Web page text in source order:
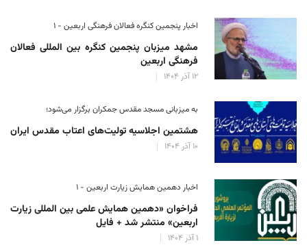
اخبار پنجمین کنگره فعالان فرهنگی اربعین - ۱
مشهد میزبان پنجمین کنگره بین المللی فعالان
فرهنگی اربعین
۱۲ آذر ۱۴۰۴
به میزبانی مسجد مقدس جمکران برگزار می‌شود؛
هشتمین اجلاسیه تولیت‌های اعتاب مقدس ایران
۱۰ آذر ۱۴۰۴
اخبار دهمین همایش زیارت اربعین - ۱
فراخوان «دهمین همایش علمی بین المللی زیارت
اربعین» منتشر شد + فایل
۱ آذر ۱۴۰۴